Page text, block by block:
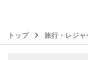
トップ 旅行・レジ